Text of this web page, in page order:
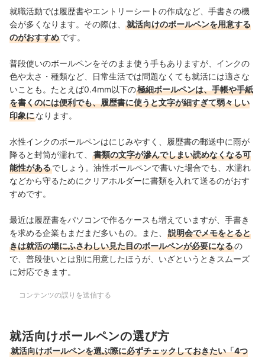
就職活動では履歴書やエントリーシートの作成など、手書きの機
会が多くなります。その際は、
就活向けのボールペンを用意する
のがおすすめです。
普段使いのボールペンをそのまま使う手もありますが、インクの
色や太さ・種類など、日常生活では問題なくても就活には適さな
いことも。 たとえば0.4mm以下の極細ボールペンは、手帳や手紙
を書くのには便利でも、履歴書に使うと文字が細すぎて弱々しい
印象になります。
水性インクのボールペンはにじみやすく、履歴書の郵送中に雨が
降ると封筒が濡れて、
書類の文字が滲んでしまい読めなくなる可
能性があるでしょう。油性ボールペンで書いた場合でも、水濡れ
などから守るためにクリアホルダーに書類を入れて送るのがおす
すめです。
最近は履歴書をパソコンで作るケースも増えていますが、手書き
を求める企業もまだまだ多いもの。また、
説明会でメモをとると
きは就活の場にふさわしい見た目のボールペンが必要になるの
で、普段使いとは別に用意したほうが、いざというときスムーズ
に対応できます。
コンテンツの誤りを送信する
就活向けボールペンの選び方
就活向けボールペンを選ぶ際に必ずチェックしておきたい「4つ